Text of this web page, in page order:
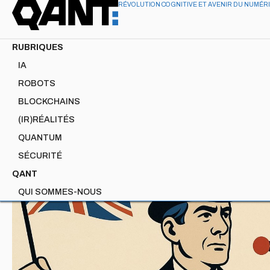
RÉVOLUTION COGNITIVE ET AVENIR DU
RUBRIQUES
IA
ROBOTS
BLOCKCHAINS
(IR)RÉALITÉS
QUANTUM
SÉCURITÉ
QANT
QUI SOMMES-NOUS
QUANTUM
Quantique Albion